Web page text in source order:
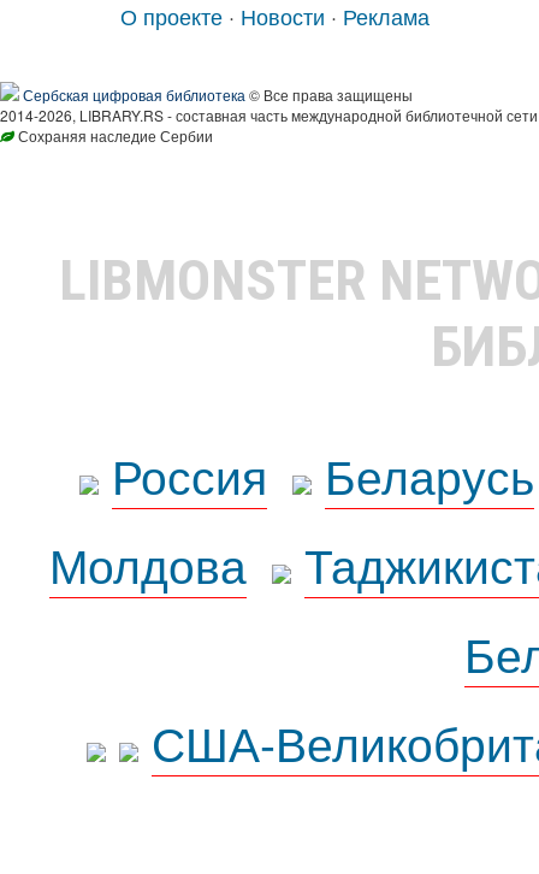
О проекте · Новости · Реклама
Сербская цифровая библиотека © Все права защищены
2014-2026, LIBRARY.RS - составная часть международной библиотечной
Сохраняя наследие Сербии
LIBMONSTER
Россия
Беларусь
Молдова
США-